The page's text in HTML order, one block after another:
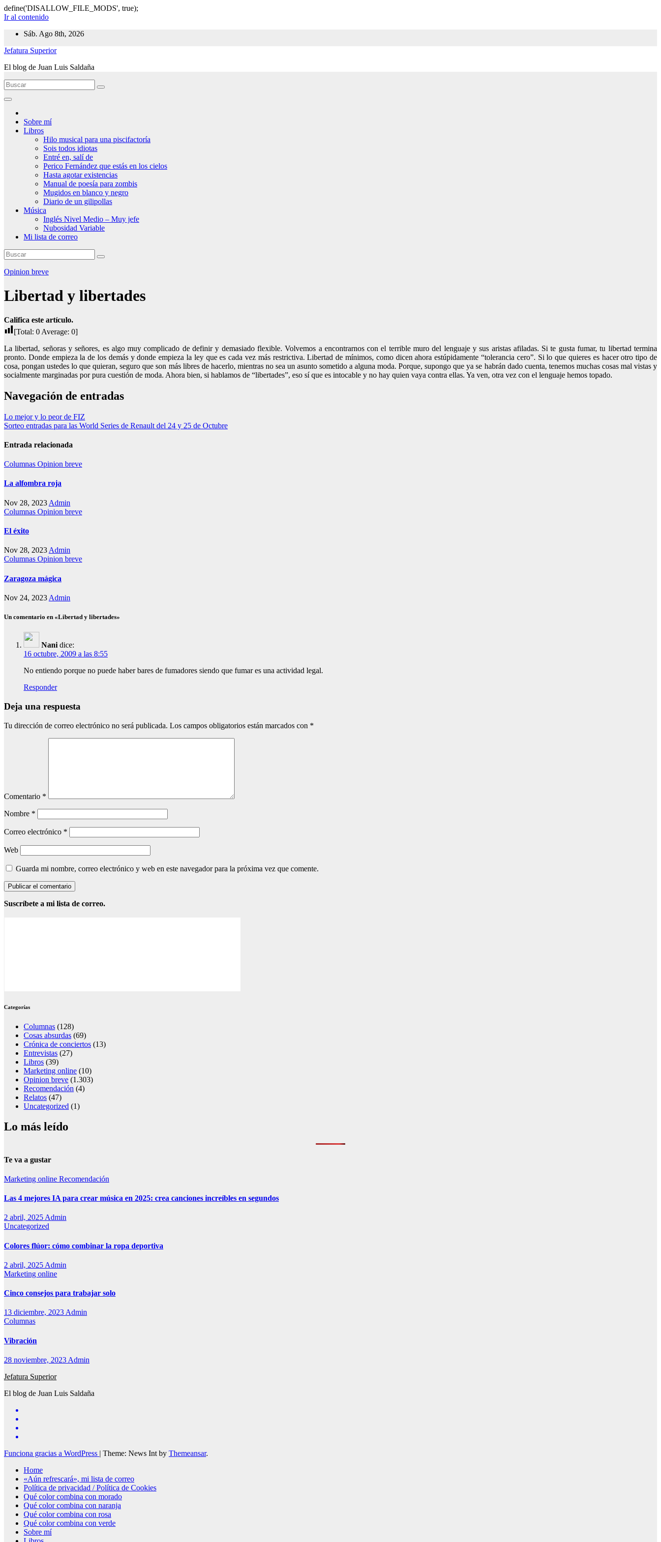
define('DISALLOW_FILE_MODS', true);
Ir al contenido
Sáb. Ago 8th, 2026
Jefatura Superior
El blog de Juan Luis Saldaña
Sobre mí
Libros
Hilo musical para una piscifactoría
Sois todos idiotas
Entré en, salí de
Perico Fernández que estás en los cielos
Hasta agotar existencias
Manual de poesía para zombis
Mugidos en blanco y negro
Diario de un gilipollas
Música
Inglés Nivel Medio – Muy jefe
Nubosidad Variable
Mi lista de correo
Opinion breve
Libertad y libertades
Califica este artículo.
[Total: 0 Average: 0]
La libertad, señoras y señores, es algo muy complicado de definir y demasiado flexible. Volvemos a encontrarnos con el terrible muro del lenguaje y sus aristas afiladas. Si te gusta fumar, tu libertad termina
pronto. Donde empieza la de los demás y donde empieza la ley que es cada vez más restrictiva. Libertad de mínimos, como dicen ahora estúpidamente “tolerancia cero”. Si lo que quieres es hacer otro tipo de
cosa, pongan ustedes lo que quieran, seguro que son más libres de hacerlo, mientras no sea un asunto sometido a alguna moda. Porque, supongo que ya se habrán dado cuenta, tenemos muchas cosas mal vistas y
socialmente marginadas por pura cuestión de moda. Ahora bien, si hablamos de “libertades”, eso sí que es intocable y no hay quien vaya contra ellas. Ya ven, otra vez con el lenguaje hemos topado.
Navegación de entradas
Lo mejor y lo peor de FIZ
Sorteo entradas para las World Series de Renault del 24 y 25 de Octubre
Entrada relacionada
Columnas Opinion breve
La alfombra roja
Nov 28, 2023 Admin
Columnas Opinion breve
El éxito
Nov 28, 2023 Admin
Columnas Opinion breve
Zaragoza mágica
Nov 24, 2023 Admin
Un comentario en «Libertad y libertades»
Nani dice:
16 octubre, 2009 a las 8:55
No entiendo porque no puede haber bares de fumadores siendo que fumar es una actividad legal.
Responder
Deja una respuesta
Tu dirección de correo electrónico no será publicada. Los campos obligatorios están marcados con *
Comentario *
Nombre *
Correo electrónico *
Web
Guarda mi nombre, correo electrónico y web en este navegador para la próxima vez que comente.
Suscríbete a mi lista de correo.
Categorías
Columnas (128)
Cosas absurdas (69)
Crónica de conciertos (13)
Entrevistas (27)
Libros (39)
Marketing online (10)
Opinion breve (1.303)
Recomendación (4)
Relatos (47)
Uncategorized (1)
Lo más leído
Te va a gustar
Marketing online Recomendación
Las 4 mejores IA para crear música en 2025: crea canciones increíbles en segundos
2 abril, 2025Admin
Uncategorized
Colores flúor: cómo combinar la ropa deportiva
2 abril, 2025 Admin
Marketing online
Cinco consejos para trabajar solo
13 diciembre, 2023Admin
Columnas
Vibración
28 noviembre, 2023 Admin
Jefatura Superior
El blog de Juan Luis Saldaña
Funciona gracias a WordPress | Theme: News Int by Themeansar.
Home
«Aún refrescará», mi lista de correo
Política de privacidad / Política de Cookies
Qué color combina con morado
Qué color combina con naranja
Qué color combina con rosa
Qué color combina con verde
Sobre mí